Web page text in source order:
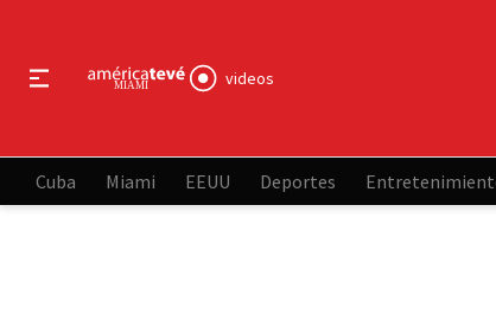
videos
Cuba Miami EEUU Deportes